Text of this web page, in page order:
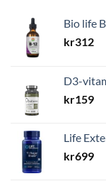
Bio life
kr312
D3-
kr159
Life
kr699